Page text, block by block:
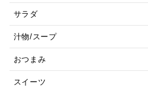
サラダ
汁物/スープ
おつまみ
スイーツ